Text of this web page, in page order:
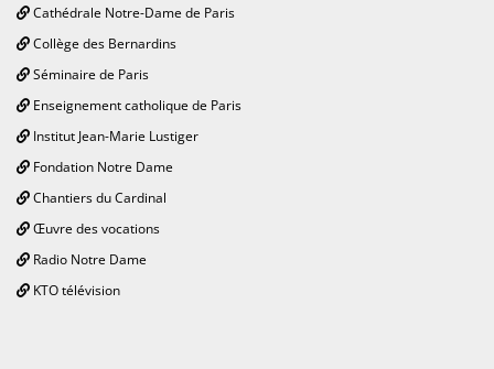
Cathédrale Notre-Dame de Paris
Collège des Bernardins
Séminaire de Paris
Enseignement catholique de Paris
Institut Jean-Marie Lustiger
Fondation Notre Dame
Chantiers du Cardinal
Œuvre des vocations
Radio Notre Dame
KTO télévision